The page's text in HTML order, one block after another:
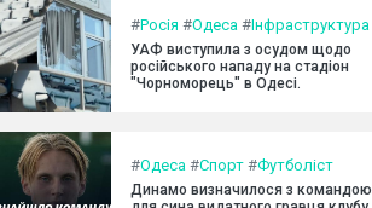
#Росія #Одеса #Інфраструктура
УАФ виступила з осудом щодо
російського нападу на стадіон
"Чорноморець" в Одесі.
#Одеса #Спорт #Футболіст
Динамо визначилося з командою